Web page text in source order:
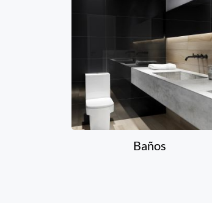
Baños